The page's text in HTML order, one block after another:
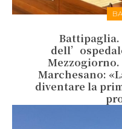
Battipaglia.
Mezzogiorno.
Marchesano:
diventare la